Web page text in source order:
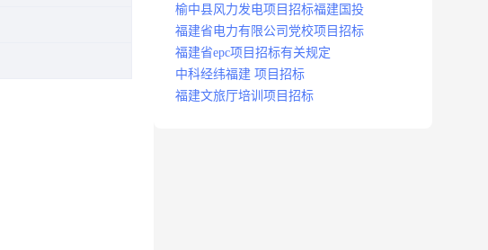
榆中县风力发电项目招标福建国投
福建省电力有限公司党校项目招标
福建省epc项目招标有关规定
中科经纬福建 项目招标
福建文旅厅培训项目招标